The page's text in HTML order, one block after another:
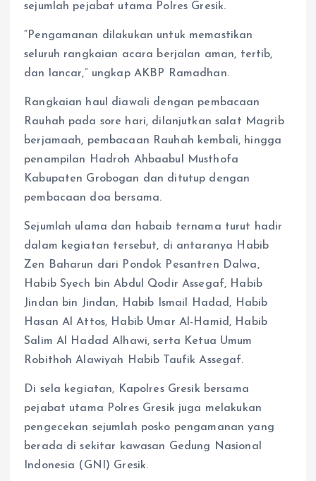
sejumlah pejabat utama Polres Gresik.
“Pengamanan dilakukan untuk memastikan
seluruh rangkaian acara berjalan aman, tertib,
dan lancar,” ungkap AKBP Ramadhan.
Rangkaian haul diawali dengan pembacaan
Rauhah pada sore hari, dilanjutkan salat Magrib
berjamaah, pembacaan Rauhah kembali, hingga
penampilan Hadroh Ahbaabul Musthofa
Kabupaten Grobogan dan ditutup dengan
pembacaan doa bersama.
Sejumlah ulama dan habaib ternama turut hadir
dalam kegiatan tersebut, di antaranya Habib
Zen Baharun dari Pondok Pesantren Dalwa,
Habib Syech bin Abdul Qodir Assegaf, Habib
Jindan bin Jindan, Habib Ismail Hadad, Habib
Hasan Al Attos, Habib Umar Al-Hamid, Habib
Salim Al Hadad Alhawi, serta Ketua Umum
Robithoh Alawiyah Habib Taufik Assegaf.
Di sela kegiatan, Kapolres Gresik bersama
pejabat utama Polres Gresik juga melakukan
pengecekan sejumlah posko pengamanan yang
berada di sekitar kawasan Gedung Nasional
Indonesia (GNI) Gresik.